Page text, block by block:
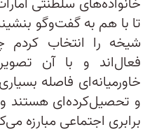
تا با هم به گفت‌وگو
شیخه را انتخاب
فعال‌اند و با آن
خاورمیانه‌ای فاصله
و تحصیل‌کرده‌ای هستند
برابری اجتماعی مبارزه